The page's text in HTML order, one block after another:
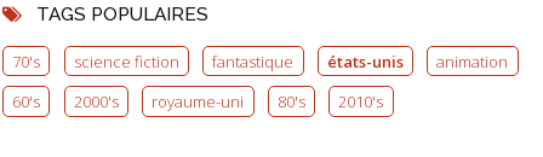
TAGS POPULAIRES
70's science fiction fantastique états-unis
animation
60's
2000's royaume-uni 80's 2010's